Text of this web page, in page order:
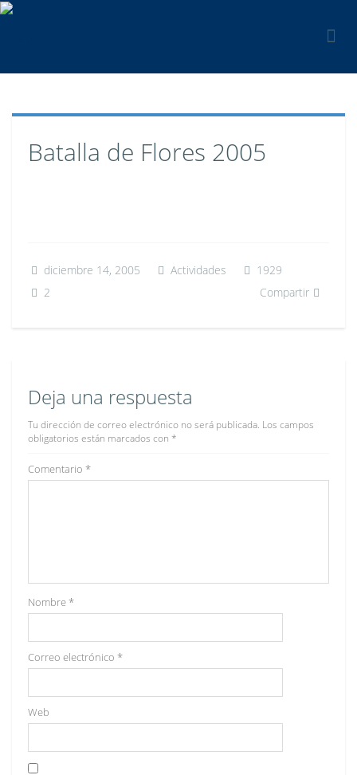
Batalla de Flores 2005
diciembre 14, 2005 Actividades
1929
2
Compartir
Deja una respuesta
Tu dirección de correo electrónico no será publicada. Los campos
obligatorios están marcados con *
Comentario *
Nombre*
Correo electrónico *
Web